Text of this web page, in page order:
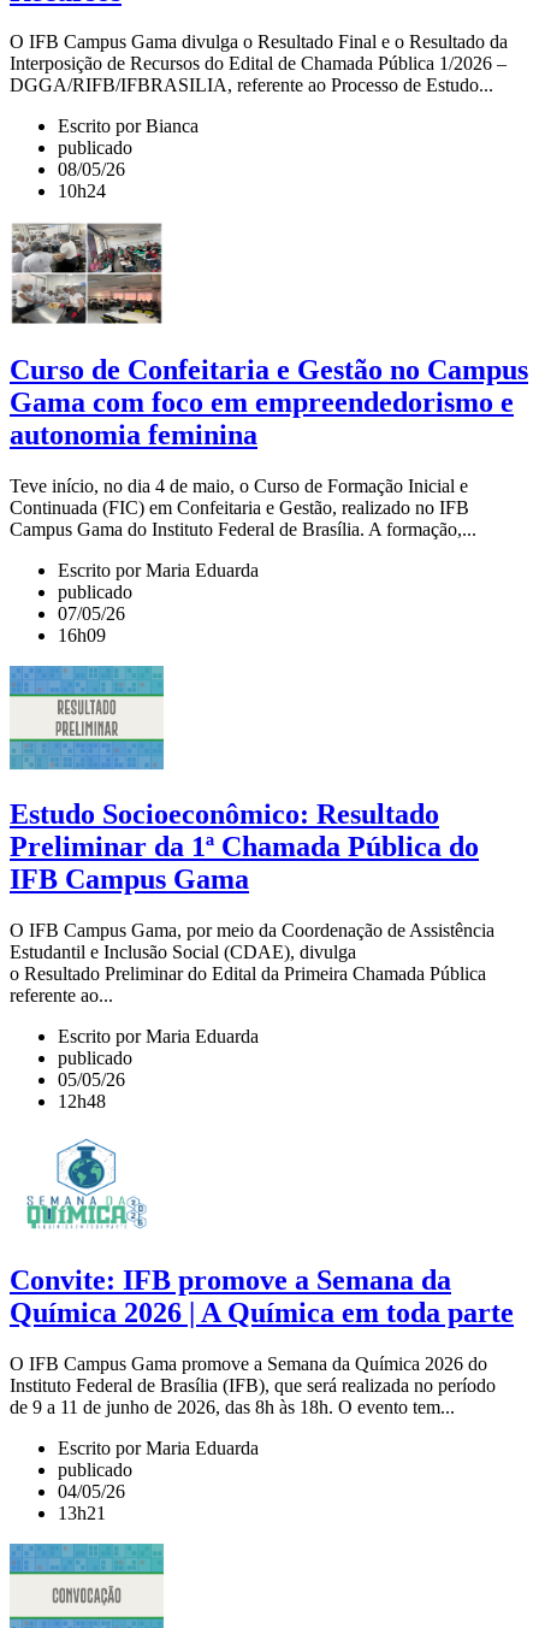
O IFB Campus Gama divulga o Resultado Final e o Resultado da
Interposição de Recursos do Edital de Chamada Pública 1/2026 –
DGGA/RIFB/IFBRASILIA, referente ao Processo de Estudo...
Escrito por Bianca
publicado
08/05/26
10h24
Curso de Confeitaria e Gestão no Campus
Gama com foco em empreendedorismo e
autonomia feminina
Teve início, no dia 4 de maio, o Curso de Formação Inicial e
Continuada (FIC) em Confeitaria e Gestão, realizado no IFB
Campus Gama do Instituto Federal de Brasília. A formação,...
Escrito por Maria Eduarda
publicado
07/05/26
16h09
Estudo Socioeconômico: Resultado
Preliminar da 1ª Chamada Pública do
IFB Campus Gama
O IFB Campus Gama, por meio da Coordenação de Assistência
Estudantil e Inclusão Social (CDAE), divulga
o Resultado Preliminar do Edital da Primeira Chamada Pública
referente ao...
Escrito por Maria Eduarda
publicado
05/05/26
12h48
Convite: IFB promove a Semana da
Química 2026 | A Química em toda parte
O IFB Campus Gama promove a Semana da Química 2026 do
Instituto Federal de Brasília (IFB), que será realizada no período
de 9 a 11 de junho de 2026, das 8h às 18h. O evento tem...
Escrito por Maria Eduarda
publicado
04/05/26
13h21